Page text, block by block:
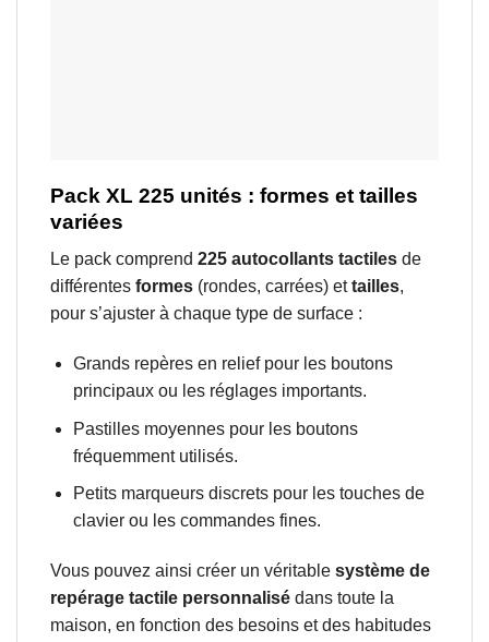
Pack XL 225 unités : formes et tailles
variées
Le pack comprend 225 autocollants tactiles de
différentes formes (rondes, carrées) ettailles,
pour s’ajuster à chaque type de surface :
Grands repères en relief pour les boutons
principaux ou les réglages importants.
Pastilles moyennes pour les boutons
fréquemment utilisés.
Petits marqueurs discrets pour les touches de
clavier ou les commandes fines.
Vous pouvez ainsi créer un véritable système de
repérage tactile personnalisé dans toute la
maison, en fonction des besoins et des habitudes